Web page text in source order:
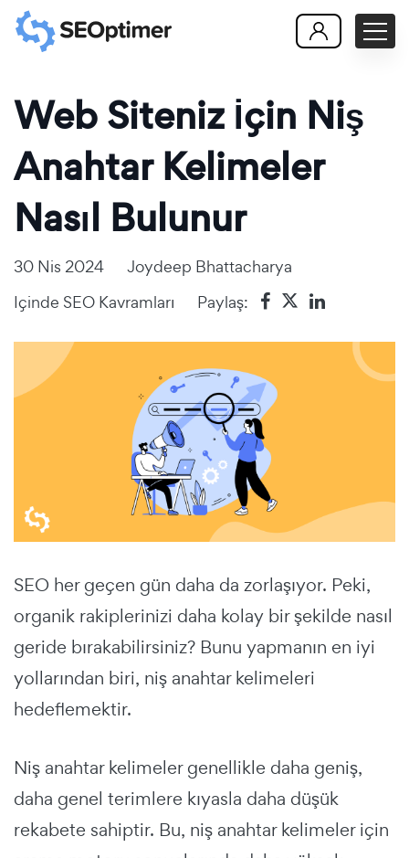
Web Siteniz İçin Niş
Anahtar Kelimeler
Nasıl Bulunur
30 Nis 2024
Joydeep Bhattacharya
Içinde SEO Kavramları Paylaş:
SEO her geçen gün daha da zorlaşıyor. Peki,
organik rakiplerinizi daha kolay bir şekilde nasıl
geride bırakabilirsiniz? Bunu yapmanın en iyi
yollarından biri, niş anahtar kelimeleri
hedeflemektir.
Niş anahtar kelimeler genellikle daha geniş,
daha genel terimlere kıyasla daha düşük
rekabete sahiptir. Bu, niş anahtar kelimeler için